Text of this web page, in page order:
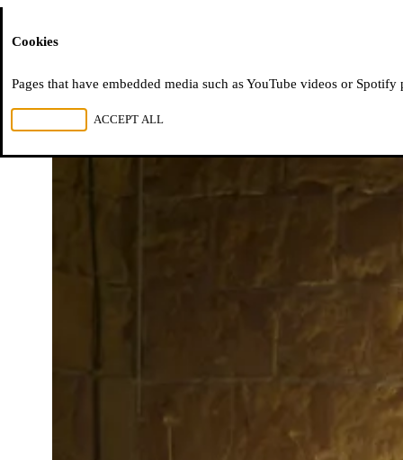
Cookies
Pages that have embedded media such as YouTube videos or
ACCEPT ALL